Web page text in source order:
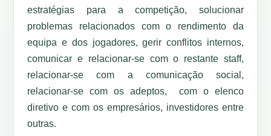
estratégias para a competição, solucionar
problemas relacionados com o rendimento da
equipa e dos jogadores, gerir conflitos internos,
comunicar e relacionar-se com o restante staff,
relacionar-se com a comunicação social,
relacionar-se com os adeptos, com o elenco
diretivo e com os empresários, investidores entre
outras.